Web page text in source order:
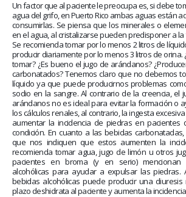
Un factor que al paciente le preocupa es, si debe
agua del grifo, en Puerto Rico ambas aguas están
consumirlas. Se piensa que los minerales o
en el agua, al cristalizarse pueden predisponer a
Se recomienda tomar por lo menos 2 litros de
producir diariamente por lo menos 3 litros de
tomar? ¿Es bueno el jugo de arándanos?
carbonatados? Tenemos claro que no debemos
líquido ya que puede producirnos problemas
sodio en la sangre. Al contrario de la creencia, el
arándanos no es ideal para evitar la formación o
los cálculos renales, al contrario, la ingesta
aumentar la incidencia de piedras en pacientes
condición. En cuanto a las bebidas
que nos indiquen que estos aumenten la
recomienda tomar agua, jugo de limón u otros
pacientes en broma (y en serio) mencionan
alcohólicas para ayudar a expulsar las piedras.
bebidas alcohólicas puede producir una
plazo deshidrata al paciente y aumenta la